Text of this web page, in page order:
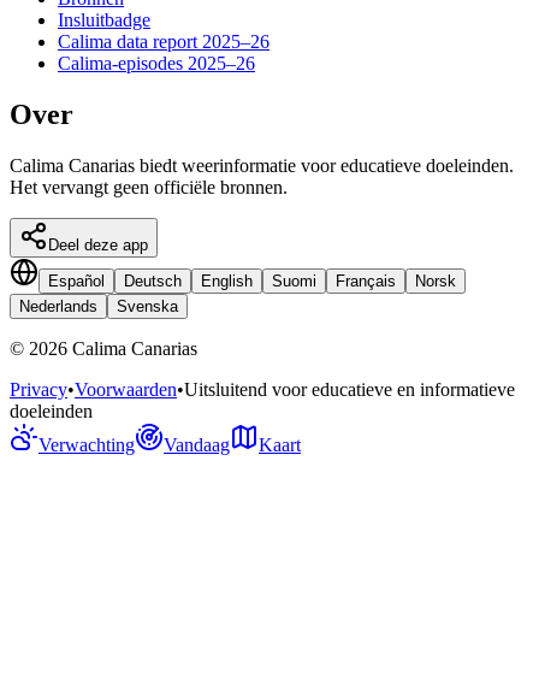
Insluitbadge
Calima data report 2025–26
Calima-episodes 2025–26
Over
Calima Canarias biedt weerinformatie voor educatieve doeleinden.
Het vervangt geen officiële bronnen.
Deel deze app
Español
Deutsch English Suomi Français
Norsk
Nederlands
Svenska
© 2026 Calima Canarias
Privacy•Voorwaarden•Uitsluitend voor educatieve en informatieve
doeleinden
Verwachting
Vandaag Kaart